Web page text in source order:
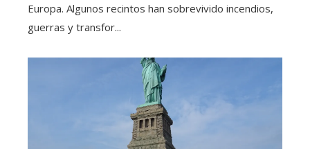
Europa. Algunos recintos han sobrevivido incendios,
guerras y transfor...